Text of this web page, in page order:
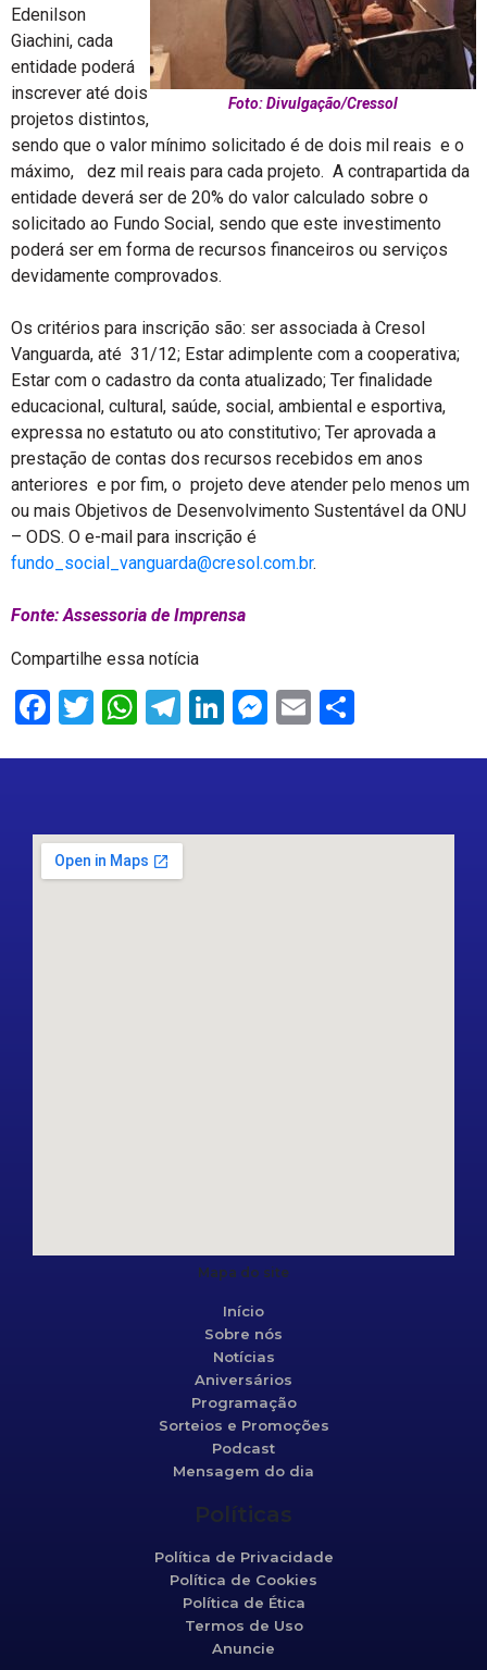
Foto: Divulgação/Cressol
Edenilson
Giachini, cada
entidade poderá
inscrever até dois
projetos distintos,
sendo que o valor mínimo solicitado é de dois mil reais e o
máximo, dez mil reais para cada projeto. A contrapartida da
entidade deverá ser de 20% do valor calculado sobre o
solicitado ao Fundo Social, sendo que este investimento
poderá ser em forma de recursos financeiros ou serviços
devidamente comprovados.
Os critérios para inscrição são: ser associada à Cresol
Vanguarda, até 31/12; Estar adimplente com a cooperativa;
Estar com o cadastro da conta atualizado; Ter finalidade
educacional, cultural, saúde, social, ambiental e esportiva,
expressa no estatuto ou ato constitutivo; Ter aprovada a
prestação de contas dos recursos recebidos em anos
anteriores e por fim, o projeto deve atender pelo menos um
ou mais Objetivos de Desenvolvimento Sustentável da ONU
– ODS. O e-mail para inscrição é
fundo_social_vanguarda@cresol.com.br.
Fonte: Assessoria de Imprensa
Compartilhe essa notícia
Facebook
Twitter
WhatsApp
Telegram
LinkedIn
Messenger
Email
Mapa do site
Início
Sobre nós
Notícias
Aniversários
Programação
Sorteios e Promoções
Podcast
Mensagem do dia
Políticas
Política de Privacidade
Política de Cookies
Política de Ética
Termos de Uso
Anuncie